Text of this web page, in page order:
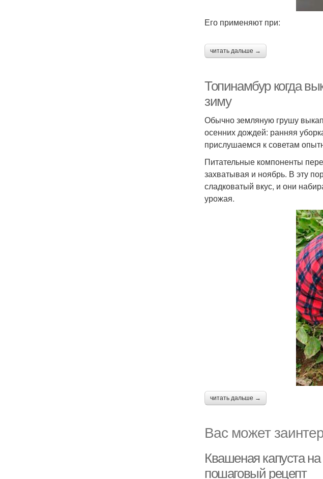
Его применяют при:
читать дальше →
Топинамбур когда
зиму
Обычно земляную грушу
осенних дождей: ранняя
прислушаемся к советам
Питательные компоненты
захватывая и ноябрь. В эту
сладковатый вкус, и они
урожая.
читать дальше →
Вас может
Квашеная капуста на
пошаговый рецепт